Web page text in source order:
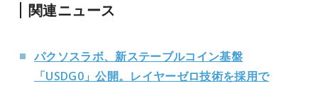
関連ニュース
パクソスラボ、新ステーブルコイン基盤
「USDG0」公開。レイヤーゼロ技術を採用で